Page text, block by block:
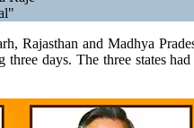
Rajasthan and Madhya
days. The three states